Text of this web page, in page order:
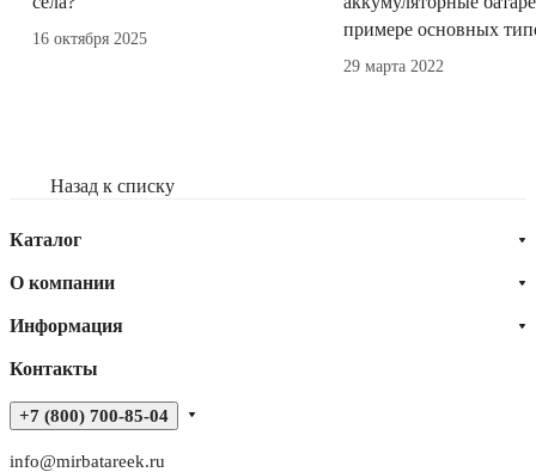
16 октября 2025
примере основных
29 марта 2022
Назад к списку
Каталог
О компании
Информация
Контакты
+7 (800) 700-85-04
info@mirbatareek.ru